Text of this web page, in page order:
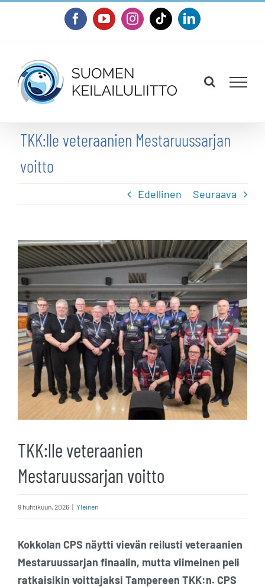
FacebookYouTubeInstagram
TiktokLinkedIn
TKK:lle veteraanien Mestaruussarjan
voitto
Edellinen Seuraava
Katso
kuvaa
isompana
TKK:lle veteraanien
Mestaruussarjan voitto
9 huhtikuun, 2026 | Yleinen
Kokkolan CPS näytti vievän reilusti veteraanien
Mestaruussarjan finaalin, mutta viimeinen peli
ratkaisikin voittajaksi Tampereen TKK:n. CPS